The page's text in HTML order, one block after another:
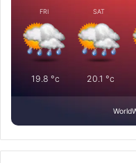
FRI
19.8 °c
SAT
20.1 °c